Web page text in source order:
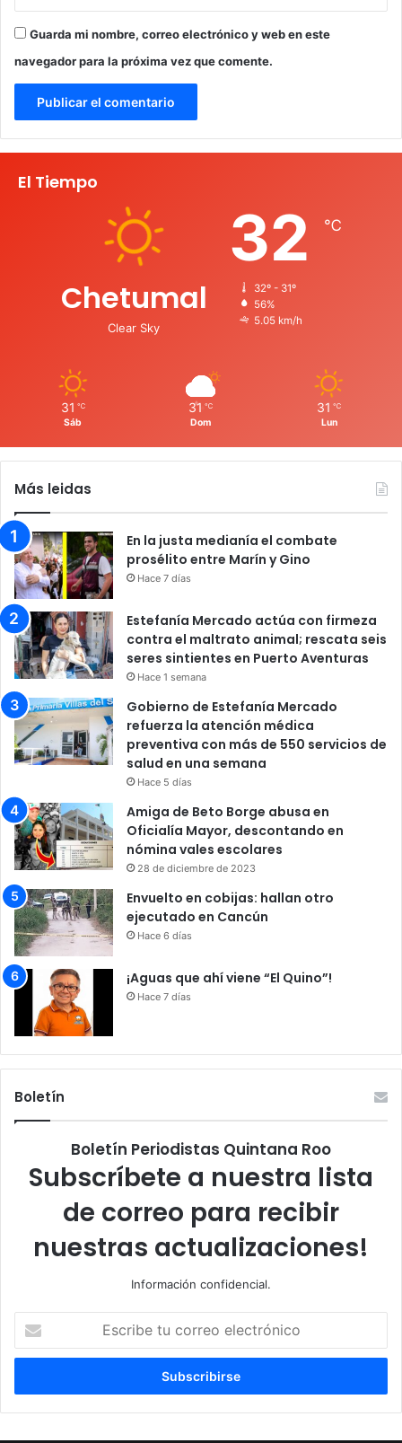
Guarda mi nombre, correo electrónico y web en este
navegador para la próxima vez que comente.
El Tiempo
Chetumal
Clear Sky
32 ℃
32º - 31º
56%
5.05 km/h
31 ℃
Sáb
31 ℃
Dom
31 ℃
Lun
Más leidas
En la justa medianía el combate
prosélito entre Marín y Gino
Hace 7 días
Estefanía Mercado actúa con firmeza
contra el maltrato animal; rescata seis
seres sintientes en Puerto Aventuras
Hace 1 semana
Gobierno de Estefanía Mercado
refuerza la atención médica
preventiva con más de 550 servicios de
salud en una semana
Hace 5 días
Amiga de Beto Borge abusa en
Oficialía Mayor, descontando en
nómina vales escolares
28 de diciembre de 2023
Envuelto en cobijas: hallan otro
ejecutado en Cancún
Hace 6 días
¡Aguas que ahí viene “El Quino”!
Hace 7 días
Boletín
Boletín Periodistas Quintana Roo
Subscríbete a nuestra lista
de correo para recibir
nuestras actualizaciones!
Información confidencial.
correo